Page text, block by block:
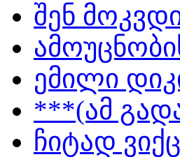
შენ
ემილი
***(ამ
ჩიტად